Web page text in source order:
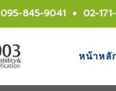
095-845-9041 02-
หน้าหลั